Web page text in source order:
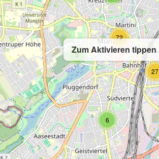
Zum Aktivieren tippen
6
27
5
72